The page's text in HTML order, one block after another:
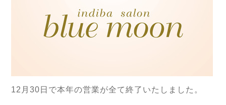
12月30日で本年の営業が全て終了いたしました。